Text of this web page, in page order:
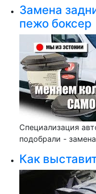
Замена
пежо боксер
Специализация
подобрали -
Как